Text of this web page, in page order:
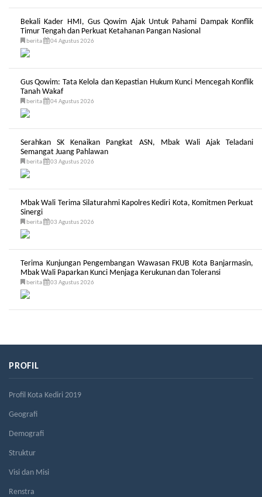
Bekali Kader HMI, Gus Qowim Ajak Untuk Pahami Dampak Konflik
Timur Tengah dan Perkuat Ketahanan Pangan Nasional
berita 04 Agustus 2026
Gus Qowim: Tata Kelola dan Kepastian Hukum Kunci Mencegah Konflik
Tanah Wakaf
berita 04 Agustus 2026
Serahkan SK Kenaikan Pangkat ASN, Mbak Wali Ajak Teladani
Semangat Juang Pahlawan
berita 03 Agustus 2026
Mbak Wali Terima Silaturahmi Kapolres Kediri Kota, Komitmen Perkuat
Sinergi
berita 03 Agustus 2026
Terima Kunjungan Pengembangan Wawasan FKUB Kota Banjarmasin,
Mbak Wali Paparkan Kunci Menjaga Kerukunan dan Toleransi
berita 03 Agustus 2026
PROFIL
Profil Kota Kediri 2019
Geografi
Demografi
Struktur
Visi dan Misi
Renstra